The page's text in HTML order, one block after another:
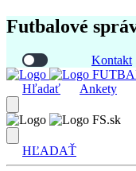
Futbalové
Kontakt
Hľadať
Ankety
FS.sk
HĽADAŤ